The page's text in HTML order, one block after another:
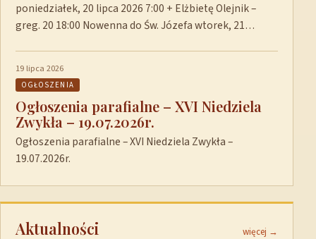
poniedziałek, 20 lipca 2026 7:00 + Elżbietę Olejnik –
greg. 20 18:00 Nowenna do Św. Józefa wtorek, 21…
19 lipca 2026
OGŁOSZENIA
Ogłoszenia parafialne – XVI Niedziela
Zwykła – 19.07.2026r.
Ogłoszenia parafialne – XVI Niedziela Zwykła –
19.07.2026r.
Aktualności więcej →